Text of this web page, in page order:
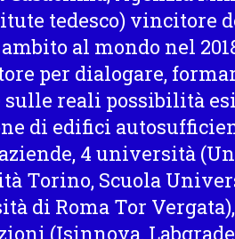
tedesco) vincitore
al mondo nel
per dialogare,
reali possibilità
di edifici
4 università
Torino, Scuola
di Roma Tor
(Isinnova,